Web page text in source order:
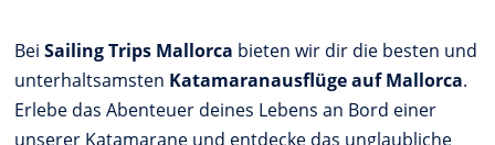
BeiSailing Trips Mallorca bieten wir dir die besten und
unterhaltsamsten Katamaranausflüge auf Mallorca.
Erlebe das Abenteuer deines Lebens an Bord einer
unserer Katamarane und entdecke das unglaubliche